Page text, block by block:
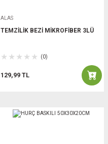
ALAS
TEMZİLİK BEZİ MİKROFİBER 3LÜ
(0)
129,99 TL